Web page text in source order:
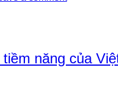
năng của